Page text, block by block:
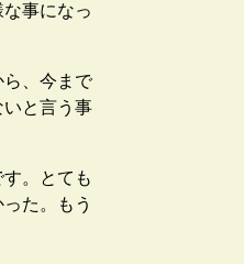
事になっ
、今まで
と言う事
。とても
た。もう